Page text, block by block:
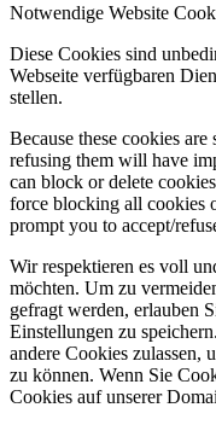
Notwendige Website
Diese Cookies sind
Webseite verfügbaren
stellen.
Because these cookies
refusing them will have
can block or delete
force blocking all cookies
prompt you to accept/
Wir respektieren es voll
möchten. Um zu
gefragt werden, erlauben
Einstellungen zu
andere Cookies zulassen,
zu können. Wenn Sie
Cookies auf unserer